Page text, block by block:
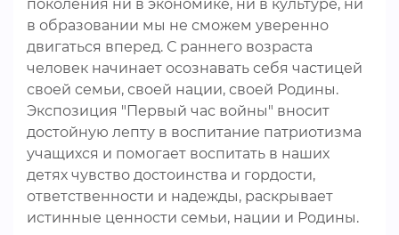
поколения ни в экономике, ни в культуре, ни
в образовании мы не сможем уверенно
двигаться вперед. С раннего возраста
человек начинает осознавать себя частицей
своей семьи, своей нации, своей Родины.
Экспозиция "Первый час войны" вносит
достойную лепту в воспитание патриотизма
учащихся и помогает воспитать в наших
детях чувство достоинства и гордости,
ответственности и надежды, раскрывает
истинные ценности семьи, нации и Родины.